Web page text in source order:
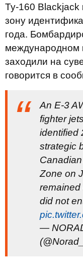
Ту-160
зону
года.
международном
заходили на
говорится в
An E-3
fighter
identified
strategic
Zone on
remained
did not
—